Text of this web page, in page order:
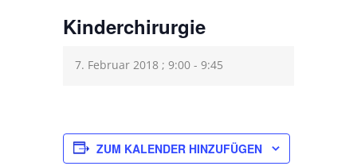
Kinderchirurgie
7. Februar 2018 ; 9:00 - 9:45
ZUM KALENDER HINZUFÜGEN